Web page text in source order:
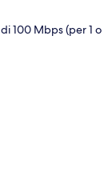
100 Mbps (per 1 o